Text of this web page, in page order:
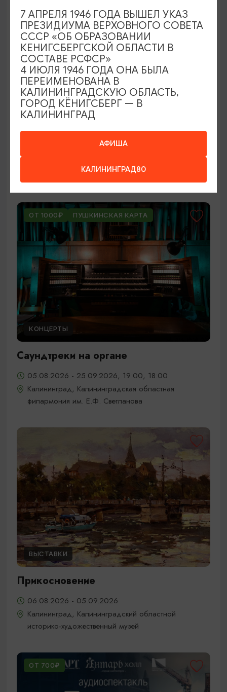
ВЫСТАВКИ
Оставленный багаж
Светлогорск, Арт-пространство «Янтарь-холл»
ОТ 1000₽ ПУШКИНСКАЯ КАРТА
КОНЦЕРТЫ
Саундтреки на органе
05.08.2026 - 25.09.2026, 19:00, 18:00
Калининград, Калининградская областная
филармония им. Е.Ф. Светланова
ВЫСТАВКИ
Прикосновение
06.08.2026 - 05.09.2026
Калининград, Калининградский областной
историко-художественный музей
ОТ 700₽
АФИША
КАЛИНИНГРАД80
7 АПРЕЛЯ 1946 ГОДА ВЫШЕЛ УКАЗ
ПРЕЗИДИУМА ВЕРХОВНОГО СОВЕТА
СССР «ОБ ОБРАЗОВАНИИ
КЕНИГСБЕРГСКОЙ ОБЛАСТИ В
СОСТАВЕ РСФСР»
4 ИЮЛЯ 1946 ГОДА ОНА БЫЛА
ПЕРЕИМЕНОВАНА В
КАЛИНИНГРАДСКУЮ ОБЛАСТЬ,
ГОРОД КЁНИГСБЕРГ — В
КАЛИНИНГРАД